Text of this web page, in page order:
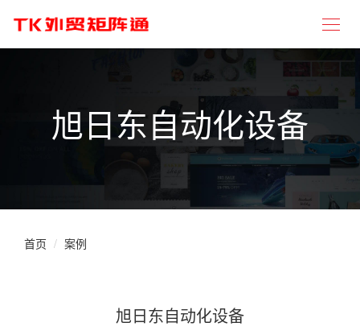
旭日东自动化设备
首页 案例
旭日东自动化设备